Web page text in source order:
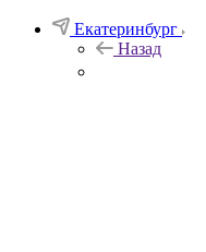
Екатеринбург
Назад